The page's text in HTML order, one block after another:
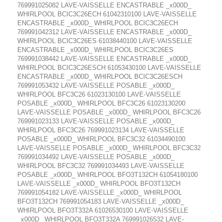
769991025082 LAVE-VAISSELLE ENCASTRABLE _x000D_
WHIRLPOOL BCIC3C26ECH 61042310100 LAVE-VAISSELLE
ENCASTRABLE _x000D_ WHIRLPOOL BCIC3C26ECH
769991042312 LAVE-VAISSELLE ENCASTRABLE _x000D_
WHIRLPOOL BCIC3C26ES 61038440100 LAVE-VAISSELLE
ENCASTRABLE _x000D_ WHIRLPOOL BCIC3C26ES
769991038442 LAVE-VAISSELLE ENCASTRABLE _x000D_
WHIRLPOOL BCIC3C26ESCH 61053430100 LAVE-VAISSELLE
ENCASTRABLE _x000D_ WHIRLPOOL BCIC3C26ESCH
769991053432 LAVE-VAISSELLE POSABLE _x000D_
WHIRLPOOL BFC3C26 61023130100 LAVE-VAISSELLE
POSABLE _x000D_ WHIRLPOOL BFC3C26 61023130200
LAVE-VAISSELLE POSABLE _x000D_ WHIRLPOOL BFC3C26
769991023133 LAVE-VAISSELLE POSABLE _x000D_
WHIRLPOOL BFC3C26 769991023134 LAVE-VAISSELLE
POSABLE _x000D_ WHIRLPOOL BFC3C32 61034490100
LAVE-VAISSELLE POSABLE _x000D_ WHIRLPOOL BFC3C32
769991034492 LAVE-VAISSELLE POSABLE _x000D_
WHIRLPOOL BFC3C32 769991034493 LAVE-VAISSELLE
POSABLE _x000D_ WHIRLPOOL BFO3T132CH 61054180100
LAVE-VAISSELLE _x000D_ WHIRLPOOL BFO3T132CH
769991054182 LAVE-VAISSELLE _x000D_ WHIRLPOOL
BFO3T132CH 769991054183 LAVE-VAISSELLE _x000D_
WHIRLPOOL BFO3T332A 61026530100 LAVE-VAISSELLE
_x000D_ WHIRLPOOL BFO3T332A 769991026532 LAVE-